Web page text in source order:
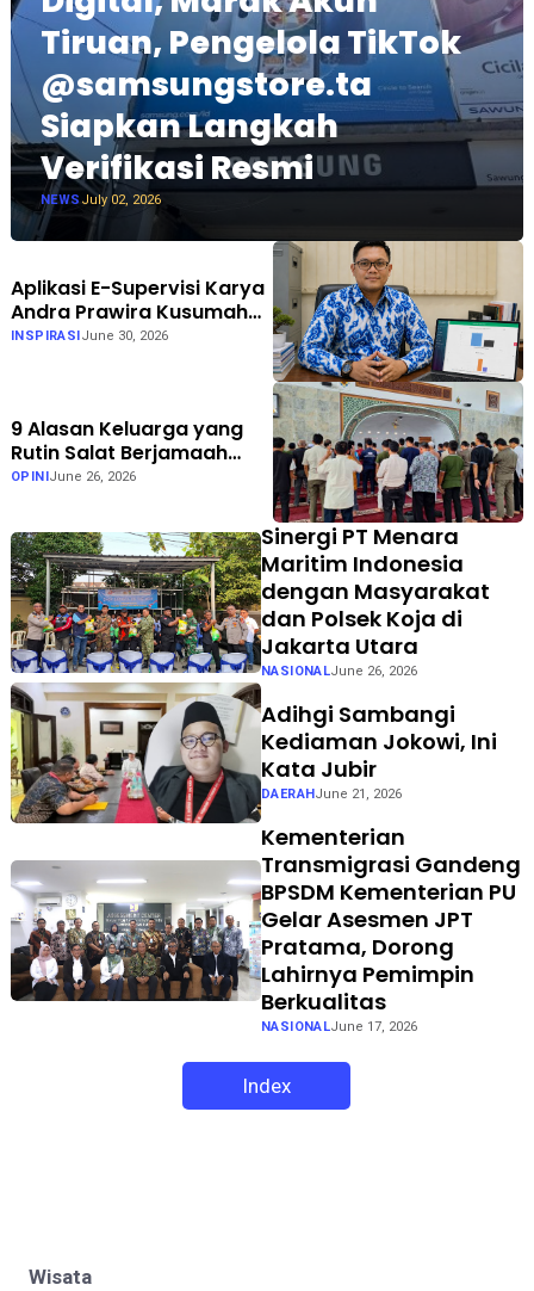
Tiruan, Pengelola TikTok
@samsungstore.ta
Siapkan Langkah
Verifikasi Resmi
NEWS July 02, 2026
Aplikasi E-Supervisi Karya
Andra Prawira Kusumah
Dukung Pendidikan Inklusif
INSPIRASIJune 30, 2026
9 Alasan Keluarga yang
Rutin Salat Berjamaah
Lebih Harmonis
OPINIJune 26, 2026
Sinergi PT Menara
Maritim Indonesia
dengan Masyarakat
dan Polsek Koja di
Jakarta Utara
NASIONALJune 26, 2026
Adihgi Sambangi
Kediaman Jokowi, Ini
Kata Jubir
DAERAH June 21, 2026
Kementerian
Transmigrasi Gandeng
BPSDM Kementerian PU
Gelar Asesmen JPT
Pratama, Dorong
Lahirnya Pemimpin
Berkualitas
NASIONALJune 17, 2026
Index
Wisata